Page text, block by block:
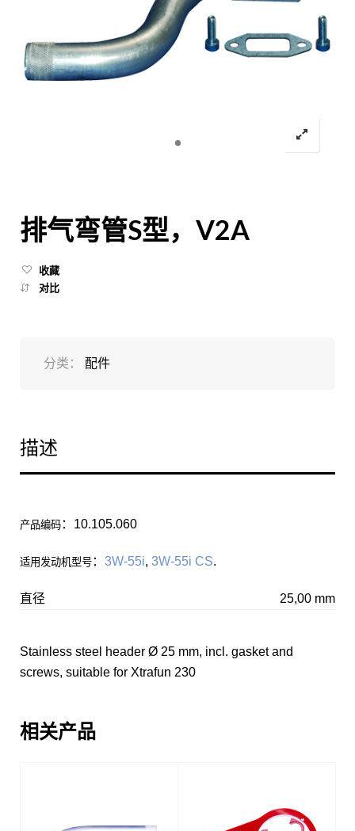
排气弯管S型，V2A
收藏
对比
分类： 配件
描述
产品编码 ：10.105.060
适用发动机型号 ： 3W-55i, 3W-55i CS.
直径 25,00 mm
Stainless steel header Ø 25 mm, incl. gasket and
screws, suitable for Xtrafun 230
相关产品